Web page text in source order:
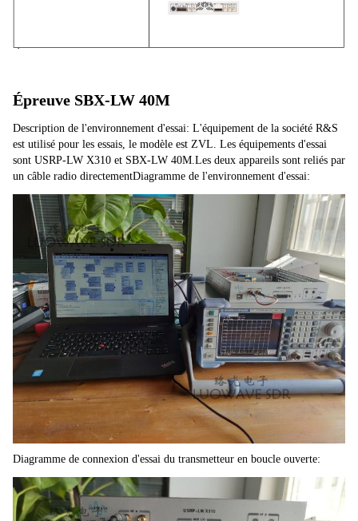
Épreuve SBX-LW 40M
Description de l'environnement d'essai: L'équipement de la société R&S
est utilisé pour les essais, le modèle est ZVL. Les équipements d'essai
sont USRP-LW X310 et SBX-LW 40M.Les deux appareils sont reliés par
un câble radio directementDiagramme de l'environnement d'essai:
Diagramme de connexion d'essai du transmetteur en boucle ouverte: